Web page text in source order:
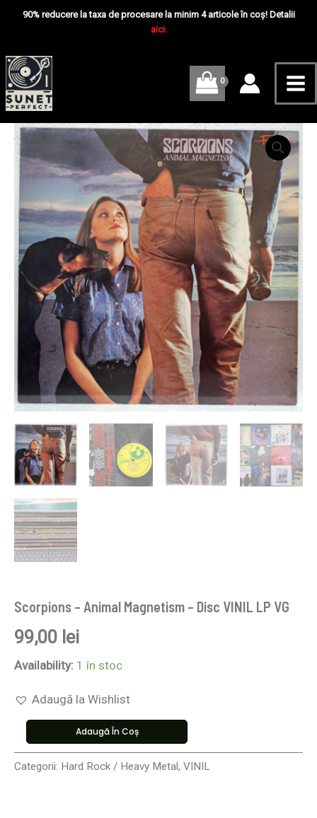
90% reducere la taxa de procesare la minim 4 articole în coș! Detalii
aici.
Scorpions – Animal Magnetism – Disc VINIL LP VG
99,00 lei
Availability: 1 în stoc
Adaugă la Wishlist
Cantitate
Scorpions
Disc
LP
VG
Adaugă În Coș
Categorii: Hard Rock / Heavy Metal, VINIL
-